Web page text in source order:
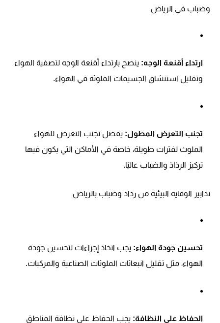
وضباب في الرياض
ارتداء أقنعة الوجه: ينصح بارتداء أقنعة الوجه لتصفية الهواء
وتقليل استنشاق الجسيمات الملوثة في الهواء.
تجنب التعرض المطول: يفضل تجنب التعرض للهواء
الملوث لفترات طويلة، خاصة في الأماكن التي يكون فيها
تركيز الرذاذ والضباب عاليًا.
تدابير الوقاية البيئية من رذاذ وضباب بالرياض
تحسين جودة الهواء: يجب اتخاذ إجراءات لتحسين جودة
الهواء، مثل تقليل انبعاثات الملوثات الصناعية والمركبات.
الحفاظ على النظافة: يجب الحفاظ على نظافة المناطق